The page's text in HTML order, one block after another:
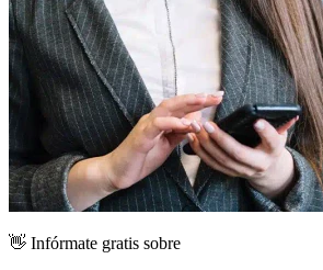
👋 Infórmate gratis sobre